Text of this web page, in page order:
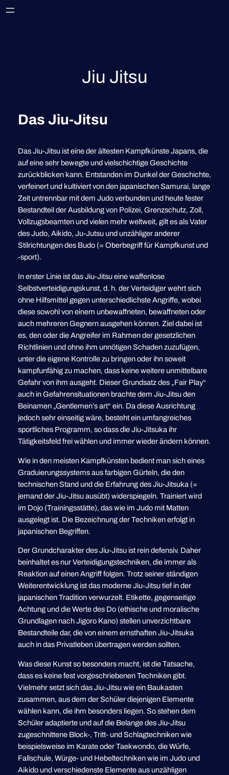
Zum
Jiu Jitsu
Das Jiu-Jitsu
Das Jiu-Jitsu ist eine der ältesten Kampfkünste Japans, die
auf eine sehr bewegte und vielschichtige Geschichte
zurückblicken kann. Entstanden im Dunkel der Geschichte,
verfeinert und kultiviert von den japanischen Samurai, lange
Zeit untrennbar mit dem Judo verbunden und heute fester
Bestandteil der Ausbildung von Polizei, Grenzschutz, Zoll,
Vollzugsbeamten und vielen mehr weltweit, gilt es als Vater
des Judo, Aikido, Ju-Jutsu und unzähliger anderer
Stilrichtungen des Budo (= Oberbegriff für Kampfkunst und
-sport).
In erster Linie ist das Jiu-Jitsu eine waffenlose
Selbstverteidigungskunst, d. h. der Verteidiger wehrt sich
ohne Hilfsmittel gegen unterschiedlichste Angriffe, wobei
diese sowohl von einem unbewaffneten, bewaffneten oder
auch mehreren Gegnern ausgehen können. Ziel dabei ist
es, den oder die Angreifer im Rahmen der gesetzlichen
Richtlinien und ohne ihm unnötigen Schaden zuzufügen,
unter die eigene Kontrolle zu bringen oder ihn soweit
kampfunfähig zu machen, dass keine weitere unmittelbare
Gefahr von ihm ausgeht. Dieser Grundsatz des „Fair Play“
auch in Gefahrensituationen brachte dem Jiu-Jitsu den
Beinamen „Gentlemen’s art“ ein. Da diese Ausrichtung
jedoch sehr einseitig wäre, besteht ein umfangreiches
sportliches Programm, so dass die Jiu-Jitsuka ihr
Tätigkeitsfeld frei wählen und immer wieder ändern können.
Wie in den meisten Kampfkünsten bedient man sich eines
Graduierungssystems aus farbigen Gürteln, die den
technischen Stand und die Erfahrung des Jiu-Jitsuka (=
jemand der Jiu-Jitsu ausübt) widerspiegeln. Trainiert wird
im Dojo (Trainingsstätte), das wie im Judo mit Matten
ausgelegt ist. Die Bezeichnung der Techniken erfolgt in
japanischen Begriffen.
Der Grundcharakter des Jiu-Jitsu ist rein defensiv. Daher
beinhaltet es nur Verteidigungstechniken, die immer als
Reaktion auf einen Angriff folgen. Trotz seiner ständigen
Weiterentwicklung ist das moderne Jiu-Jitsu tief in der
japanischen Tradition verwurzelt. Etikette, gegenseitige
Achtung und die Werte des Do (ethische und moralische
Grundlagen nach Jigoro Kano) stellen unverzichtbare
Bestandteile dar, die von einem ernsthaften Jiu-Jitsuka
auch in das Privatleben übertragen werden sollten.
Was diese Kunst so besonders macht, ist die Tatsache,
dass es keine fest vorgeschriebenen Techniken gibt.
Vielmehr setzt sich das Jiu-Jitsu wie ein Baukasten
zusammen, aus dem der Schüler diejenigen Elemente
wählen kann, die ihm besonders liegen. So stehen dem
Schüler adaptierte und auf die Belange des Jiu-Jitsu
zugeschnittene Block-, Tritt- und Schlagtechniken wie
beispielsweise im Karate oder Taekwondo, die Würfe,
Fallschule, Würge- und Hebeltechniken wie im Judo und
Aikido und verschiedenste Elemente aus unzähligen